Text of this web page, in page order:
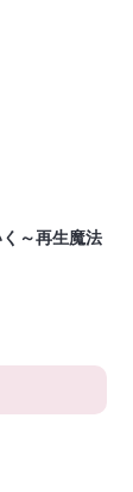
～再生魔法